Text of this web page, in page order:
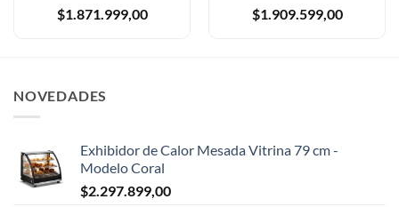
$1.871.999,00 $1.909.599,00
NOVEDADES
Exhibidor de Calor Mesada Vitrina 79 cm -
Modelo Coral
$2.297.899,00